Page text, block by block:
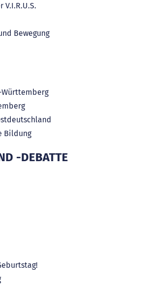
Bewegung
Bildung
-DEBATTE